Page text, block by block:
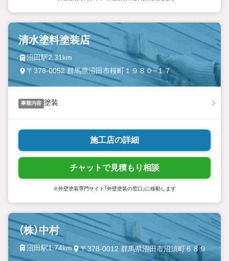
清水塗料塗装店
沼田駅2.31km
〒378-0052 群馬県沼田市桜町１９８０−１７
事業内容 塗装
施工店の詳細
チャットで見積もり相談
※外壁塗装専門サイト「外壁塗装の窓口」に移動します
（株）中村
沼田駅1.74km 〒378-0012 群馬県沼田市沼須町６８９